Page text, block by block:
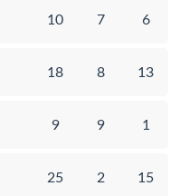
10 7 6
18 8 13
9 9 1
25 2 15